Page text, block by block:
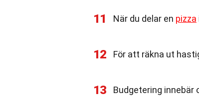
11 När du delar en pizza
12 För att räkna ut
13 Budgetering innebär